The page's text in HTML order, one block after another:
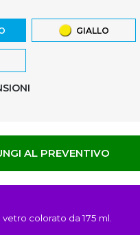
GIALLO
AL PREVENTIVO
colorato da 175 ml.